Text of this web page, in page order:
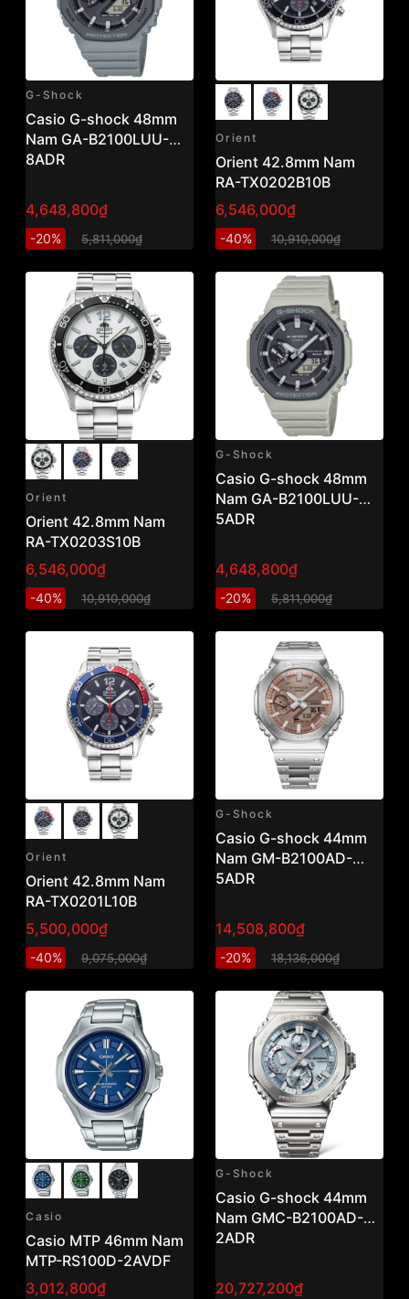
G-Shock
Casio G-shock 48mm
Nam GA-B2100LUU-
8ADR
4,648,800₫
-20% 5,811,000₫
Orient
Orient 42.8mm Nam
RA-TX0202B10B
6,546,000₫
-40% 10,910,000₫
Orient
Orient 42.8mm Nam
RA-TX0203S10B
6,546,000₫
-40% 10,910,000₫
G-Shock
Casio G-shock 48mm
Nam GA-B2100LUU-
5ADR
4,648,800₫
-20% 5,811,000₫
Orient
Orient 42.8mm Nam
RA-TX0201L10B
5,500,000₫
-40% 9,075,000₫
G-Shock
Casio G-shock 44mm
Nam GM-B2100AD-
5ADR
14,508,800₫
-20% 18,136,000₫
Casio
Casio MTP 46mm Nam
MTP-RS100D-2AVDF
3,012,800₫
G-Shock
Casio G-shock 44mm
Nam GMC-B2100AD-
2ADR
20,727,200₫